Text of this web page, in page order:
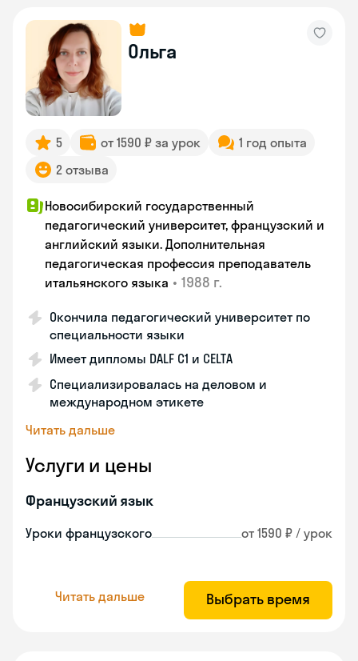
Ольга
5 от 1590 ₽ за урок
1 год опыта
2 отзыва
Новосибирский государственный
педагогический университет, французский и
английский языки. Дополнительная
педагогическая профессия преподаватель
итальянского языка • 1988 г.
Окончила педагогический университет по
специальности языки
Имеет дипломы DALF C1 и CELTA
Специализировалась на деловом и
международном этикете
Читать дальше
Услуги и цены
Французский язык
Уроки французского от 1590 ₽ / урок
Читать дальше Выбрать время